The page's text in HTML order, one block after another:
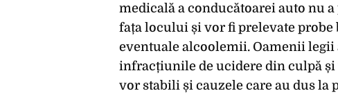
medicală a conducătoarei auto nu
fața locului și vor fi prelevate
eventuale alcoolemii. Oamenii
infracțiunile de ucidere din culpă
vor stabili și cauzele care au dus